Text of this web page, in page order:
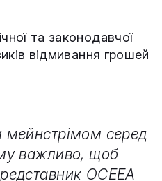
та законодавчої
відмивання грошей
мейнстрімом серед
важливо, щоб
OCEEA